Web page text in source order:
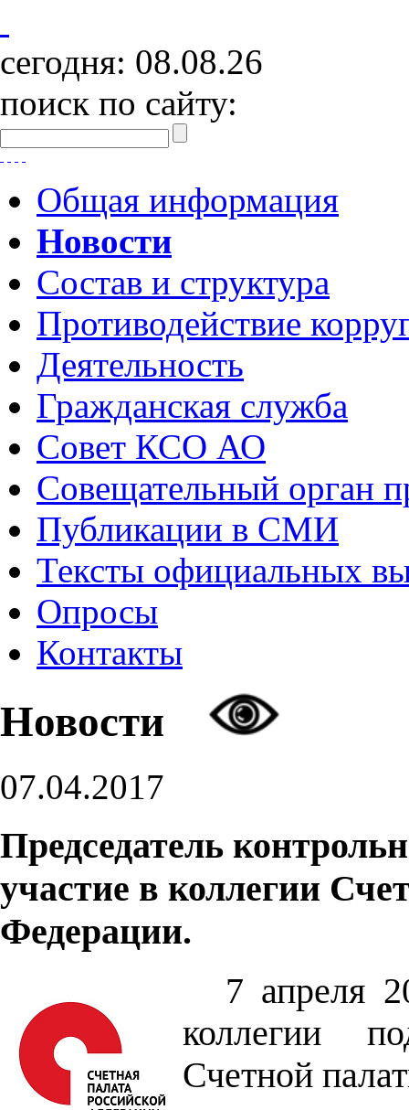
сегодня: 08.08.26
поиск по сайту:
Общая информация
Новости
Состав и структура
Противодействие
Деятельность
Гражданская служба
Совет КСО АО
Совещательный орган
Публикации в СМИ
Тексты официальных
Опросы
Контакты
Новости
07.04.2017
Председатель
участие в коллегии
Федерации.
7 апреля
коллегии
Счетной